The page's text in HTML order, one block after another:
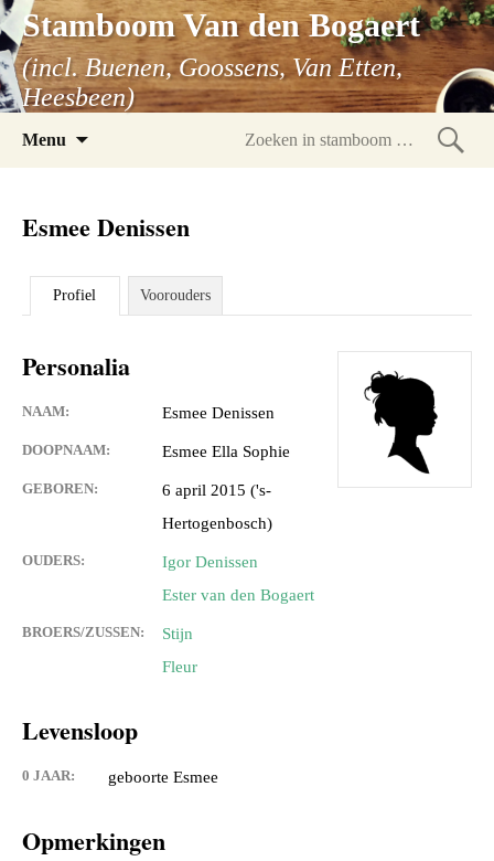
Stamboom Van den Bogaert
(incl. Buenen, Goossens, Van Etten,
Heesbeen)
Menu
Esmee Denissen
Profiel Voorouders
Personalia
NAAM: Esmee Denissen
DOOPNAAM: Esmee Ella Sophie
GEBOREN:
6 april 2015 ('s-
Hertogenbosch)
OUDERS:
Igor Denissen
Ester van den Bogaert
BROERS/ZUSSEN:
Stijn
Fleur
Levensloop
0 JAAR: geboorte Esmee
Opmerkingen